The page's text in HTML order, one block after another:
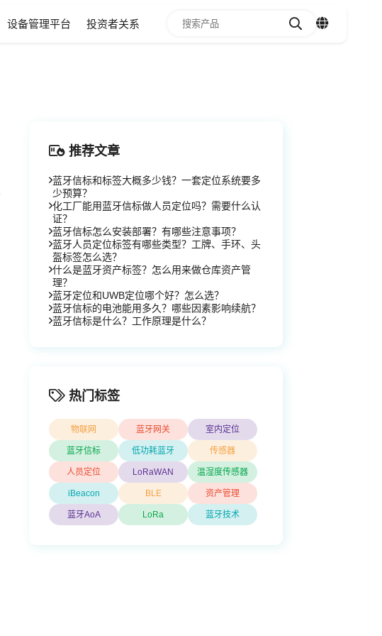
1 2
设备管理平台 投资者关系
推荐文章
蓝牙信标和标签大概多少钱？一套定位系统要多
少预算？
化工厂能用蓝牙信标做人员定位吗？需要什么认
证？
蓝牙信标怎么安装部署？有哪些注意事项？
蓝牙人员定位标签有哪些类型？工牌、手环、头
盔标签怎么选？
什么是蓝牙资产标签？怎么用来做仓库资产管
理？
蓝牙定位和UWB定位哪个好？怎么选？
蓝牙信标的电池能用多久？哪些因素影响续航？
蓝牙信标是什么？工作原理是什么？
热门标签
物联网 蓝牙网关 室内定位
蓝牙信标 低功耗蓝牙 传感器
人员定位 LoRaWAN 温湿度传感器
iBeacon BLE 资产管理
蓝牙AoA LoRa 蓝牙技术